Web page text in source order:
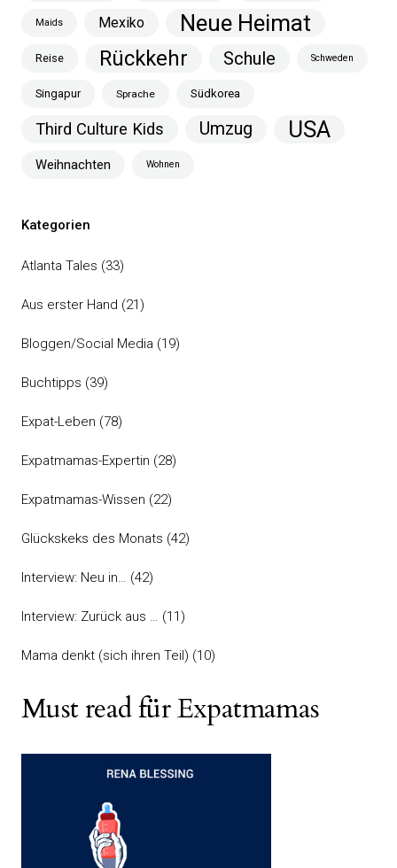
Maids Mexiko Neue Heimat
Reise Rückkehr Schule Schweden
Singapur Sprache Südkorea
Third Culture Kids Umzug USA
Weihnachten Wohnen
Kategorien
Atlanta Tales (33)
Aus erster Hand (21)
Bloggen/Social Media (19)
Buchtipps (39)
Expat-Leben (78)
Expatmamas-Expertin (28)
Expatmamas-Wissen (22)
Glückskeks des Monats (42)
Interview: Neu in… (42)
Interview: Zurück aus … (11)
Mama denkt (sich ihren Teil) (10)
Must read für Expatmamas